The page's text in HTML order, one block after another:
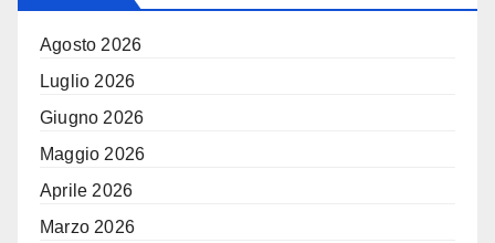
Agosto 2026
Luglio 2026
Giugno 2026
Maggio 2026
Aprile 2026
Marzo 2026